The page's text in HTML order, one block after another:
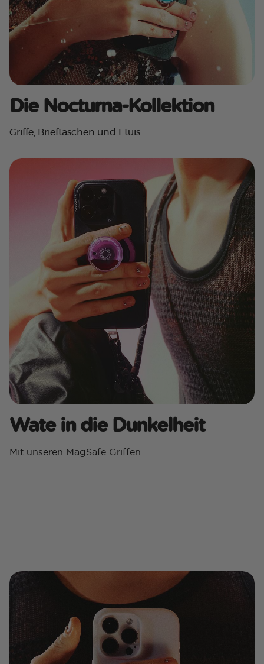
Die Nocturna-Kollektion
Griffe, Brieftaschen und Etuis
Wate in die Dunkelheit
Mit unseren MagSafe Griffen